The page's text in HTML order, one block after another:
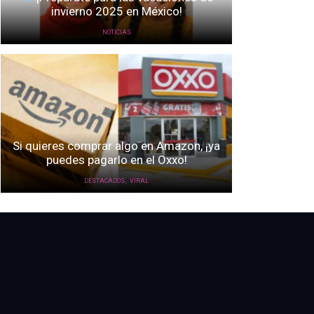
invierno 2025 en México!
NOTICIAS
Si quieres comprar algo en Amazon, ¡ya
puedes pagarlo en el Oxxo!
DESTACADOS VIRAL